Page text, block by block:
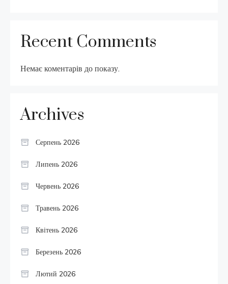
Recent Comments
Немає коментарів до показу.
Archives
Серпень 2026
Липень 2026
Червень 2026
Травень 2026
Квітень 2026
Березень 2026
Лютий 2026